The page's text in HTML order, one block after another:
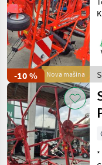
STAZA
Poljoprivredna
tehnika
Strojevi I
Oprema
Za Travu I
Baliranje
Rotacioni
Prevrtaci
Rasturaci
Sijena
ODABERITE
KATEGORIJU
-10 % Nova mašina
*